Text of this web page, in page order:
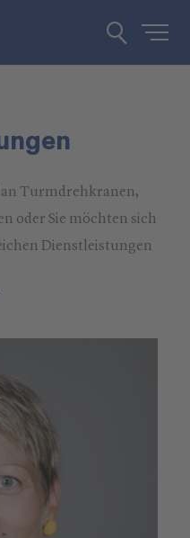
an Turmdrehkranen,
oder Sie möchten sich
Dienstleistungen